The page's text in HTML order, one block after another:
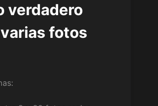
verdadero
fotos